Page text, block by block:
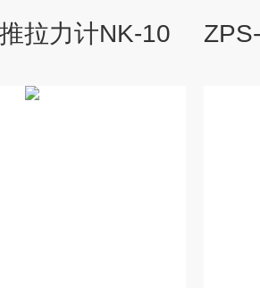
拉力计NK-10